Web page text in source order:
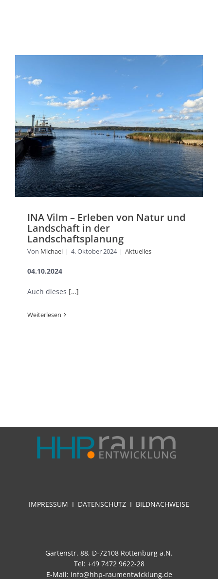
INA Vilm – Erleben von Natur und
Landschaft in der
Landschaftsplanung
Von Michael | 4. Oktober 2024 | Aktuelles
04.10.2024
Auch dieses […]
Weiterlesen
IMPRESSUM I DATENSCHUTZ I BILDNACHWEISE
Gartenstr. 88, D-72108 Rottenburg a.N.
Tel: +49 7472 9622-28
E-Mail: info@hhp-raumentwicklung.de